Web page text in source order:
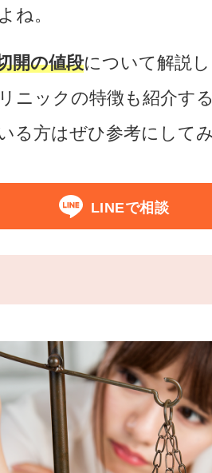
ね。
開の値段について解説
ニックの特徴も紹介す
る方はぜひ参考にして
LINEで相談